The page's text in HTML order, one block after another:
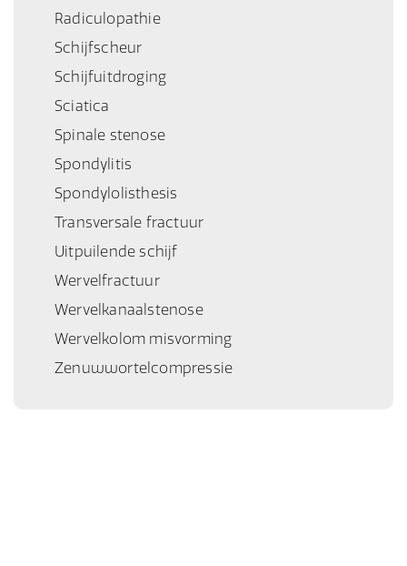
Radiculopathie
Schijfscheur
Schijfuitdroging
Sciatica
Spinale stenose
Spondylitis
Spondylolisthesis
Transversale fractuur
Uitpuilende schijf
Wervelfractuur
Wervelkanaalstenose
Wervelkolom misvorming
Zenuwwortelcompressie